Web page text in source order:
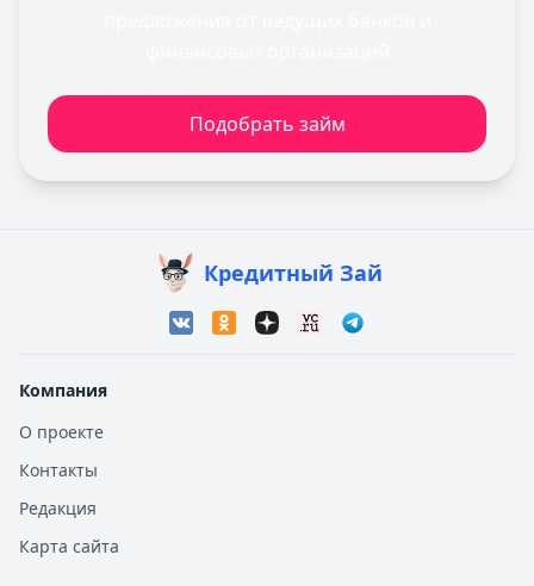
Подобрать займ
Кредитный Зай
Компания
О проекте
Контакты
Редакция
Карта сайта